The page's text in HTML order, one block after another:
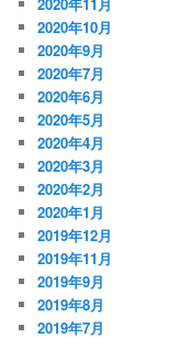
2020年10月
2020年9月
2020年7月
2020年6月
2020年5月
2020年4月
2020年3月
2020年2月
2020年1月
2019年12月
2019年11月
2019年9月
2019年8月
2019年7月